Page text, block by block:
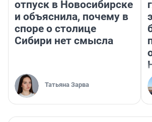
отпуск в Новосибирске
и объяснила, почему в
споре о столице
Сибири нет смысла
Татьяна Зарва